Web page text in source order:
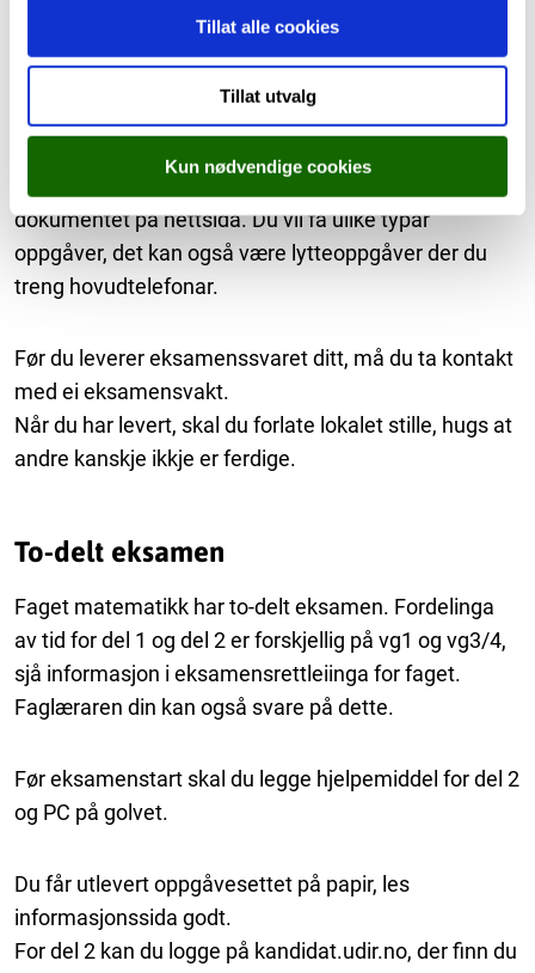
Tillat alle cookies
Tillat utvalg
Kun nødvendige cookies
gjennomføringssystem, bortsett frå i dei faga som
har to-delt eksamen.
Oppgåvene blir tilgjengelege for deg digitalt kl. 09.00
på kandidat.udir.no. Les informasjonssidene godt.
dokumentet på nettsida. Du vil få ulike typar
oppgåver, det kan også være lytteoppgåver der du
treng hovudtelefonar.
Før du leverer eksamenssvaret ditt, må du ta kontakt
med ei eksamensvakt.
Når du har levert, skal du forlate lokalet stille, hugs at
andre kanskje ikkje er ferdige.
To-delt eksamen
Faget matematikk har to-delt eksamen. Fordelinga
av tid for del 1 og del 2 er forskjellig på vg1 og vg3/4,
sjå informasjon i eksamensrettleiinga for faget.
Faglæraren din kan også svare på dette.
Før eksamenstart skal du legge hjelpemiddel for del 2
og PC på golvet.
Du får utlevert oppgåvesettet på papir, les
informasjonssida godt.
For del 2 kan du logge på kandidat.udir.no, der finn du